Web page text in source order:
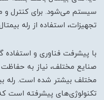
سیستم می‌شود. برای کنترل و
تجهیزات، استفاده از رله
با پیشرفت فناوری و استفاده
صنایع مختلف، نیاز به حفاظت
مختلف بیشتر شده است. رله
تکنولوژی‌های پیشرفته است